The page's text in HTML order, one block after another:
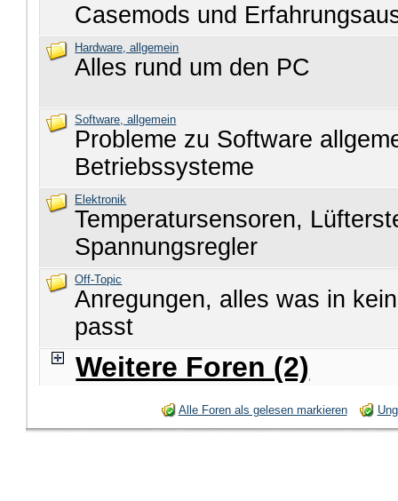
Casemods und
Hardware, allgemein
Alles rund um den PC
Software, allgemein
Probleme zu Software
Betriebssysteme
Elektronik
Temperatursensoren,
Spannungsregler
Off-Topic
Anregungen, alles was in
passt
Weitere Foren (2)
Alle Foren als gelesen markieren